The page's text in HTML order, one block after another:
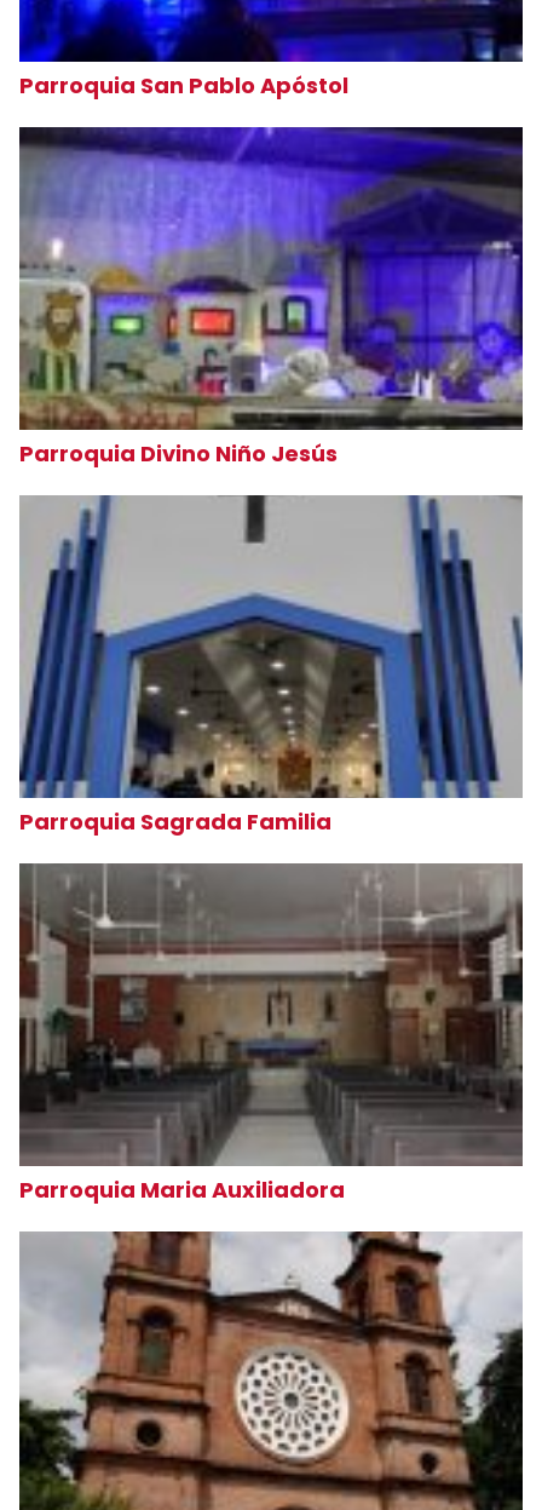
Parroquia San Pablo Apóstol
Parroquia Divino Niño Jesús
Parroquia Sagrada Familia
Parroquia Maria Auxiliadora